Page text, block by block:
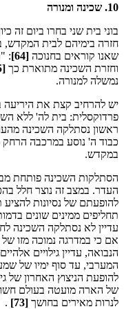
10. שכינה ומנורה
בוני בית שני בחרו ביום זה
חזרה בימיהם לבית המקדש,
שאנו קוראים בחנוכה [64]
:
וחזרת השכינה מתוארת כך [65]
נמשלה למנורה.
יש להרחיב קצת את היריעה
פרדוקסלית: בית לה' ללא
ראשון נסתלקה השכינה
כבוד ה' נוסע במרכבה
במקדש.
הסתלקות השכינה פותחת
העדר. במצב זה נוצר חלל
להופעתם של נסיונות
תחליפים ממינים שונים
עדיין לא נסתלקה השכינה
אם כי במדרגה נמוכה מזו של
הנבואה, עדיין גילויים
המערבי, עד סוף ימיו של
להופעת הניצוץ האחרון של
של הארה מועטה בעולם
לנרות מאירים בחושך [73]
.